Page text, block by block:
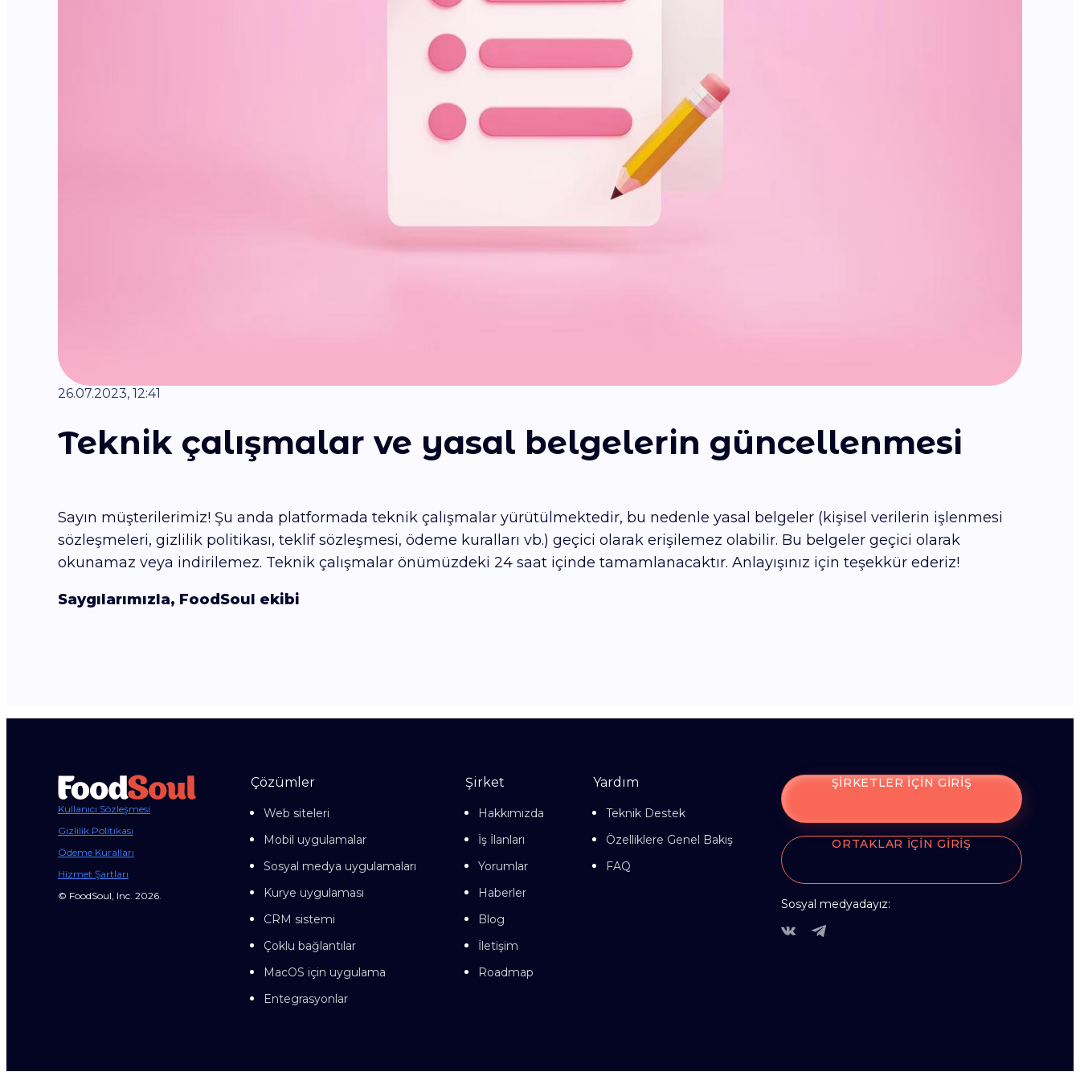
26.07.2023, 12:41
Teknik çalışmalar ve yasal belgelerin güncellenmesi
Sayın müşterilerimiz! Şu anda platformada teknik çalışmalar yürütülmektedir, bu nedenle yasal belgeler (kişisel verilerin işlenmesi
sözleşmeleri, gizlilik politikası, teklif sözleşmesi, ödeme kuralları vb.) geçici olarak erişilemez olabilir. Bu belgeler geçici olarak
okunamaz veya indirilemez. Teknik çalışmalar önümüzdeki 24 saat içinde tamamlanacaktır. Anlayışınız için teşekkür ederiz!
Saygılarımızla, FoodSoul ekibi
Kullanıcı Sözleşmesi
Gizlilik Politikası
Ödeme Kuralları
Hizmet Şartları
© FoodSoul, Inc. 2026.
Çözümler
Web siteleri
Mobil uygulamalar
Sosyal medya uygulamaları
Kurye uygulaması
CRM sistemi
Çoklu bağlantılar
MacOS için uygulama
Entegrasyonlar
Şirket
Hakkımızda
İş İlanları
Yorumlar
Haberler
Blog
İletişim
Roadmap
Yardım
Teknik Destek
Özelliklere Genel Bakış
FAQ
ŞIRKETLER IÇIN GIRIŞ
ORTAKLAR IÇIN GIRIŞ
Sosyal medyadayız: